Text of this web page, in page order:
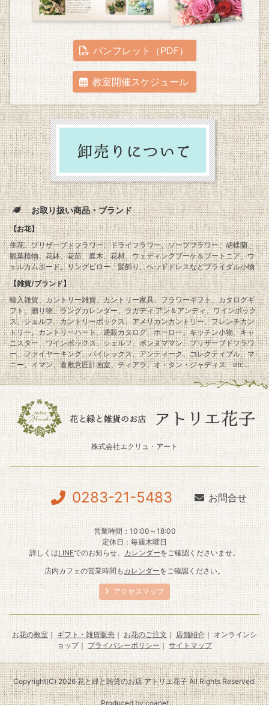
パンフレット（PDF）
教室開催スケジュール
お取り扱い商品・ブランド
【お花】
生花、プリザーブドフラワー、ドライフラワー、ソープフラワー、胡蝶蘭、
観葉植物、花鉢、花苗、庭木、花材、ウェディングブーケ＆ブートニア、ウ
ェルカムボード、リングピロー、髪飾り、ヘッドドレスなどブライダル小物
【雑貨/ブランド】
輸入雑貨、カントリー雑貨、カントリー家具、フラワーギフト、カタログギ
フト、贈り物、ラングカレンダー、ラガディ アン＆アンディ、ワインボック
ス、シェルフ、カントリーボックス、アメリカンカントリー、フレンチカン
トリー、カントリーハート、通販カタログ、ホーロー、キッチン小物、キャ
ニスター、ワインボックス、シェルフ、ボンヌママン、プリザーブドフラワ
ー、ファイヤーキング、パイレックス、アンティーク、コレクティブル、マ
ニー、イマン、倉敷意匠計画室、ティアラ、オ・タン・ジャディス etc...
株式会社エクリュ・アート
0283-21-5483 お問合せ
営業時間：10:00～18:00
定休日：毎週木曜日
詳しくはLINEでのお知らせ、 カレンダーをご確認くださいませ。
店内カフェの営業時間も カレンダーをご確認ください。
アクセスマップ
お花の教室｜ギフト・雑貨販売｜お花のご注文 ｜ 店舗紹介｜ オンラインシ
ョップ｜プライバシーポリシー｜ サイトマップ
Copyright(C) 2026 花と緑と雑貨のお店 アトリエ花子 All Rights Reserved.
Produced bycoanet